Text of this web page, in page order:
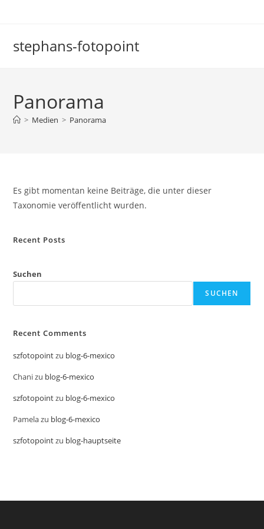
stephans-fotopoint
Panorama
> Medien > Panorama
Es gibt momentan keine Beiträge, die unter dieser
Taxonomie veröffentlicht wurden.
Recent Posts
Suchen
SUCHEN
Recent Comments
szfotopointzu blog-6-mexico
Chanizu blog-6-mexico
szfotopointzu blog-6-mexico
Pamelazu blog-6-mexico
szfotopointzu blog-hauptseite